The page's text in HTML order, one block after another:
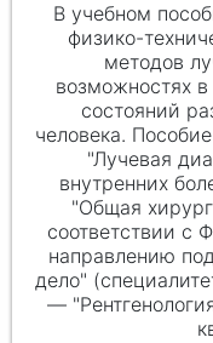
В учебном
физико-
методов
возможностях в
состояний
человека.
"Лучевая
внутренних
"Общая
соответствии с
направлению
дело"
—